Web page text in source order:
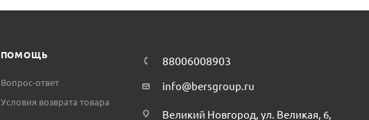
ПОМОЩЬ
Вопрос-ответ
Условия возврата товара
88006008903
info@bersgroup.ru
Великий Новгород, ул. Великая, 6,